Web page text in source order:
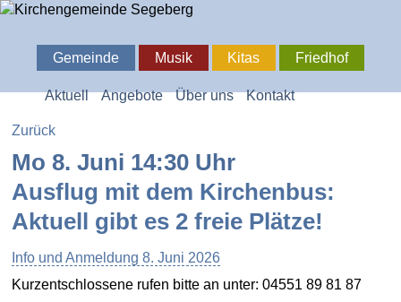
Gemeinde Musik Kitas Friedhof
Aktuell Angebote Über uns Kontakt
Zurück
Mo 8. Juni 14:30 Uhr
Ausflug mit dem Kirchenbus:
Aktuell gibt es 2 freie Plätze!
Info und Anmeldung 8. Juni 2026
Kurzentschlossene rufen bitte an unter: 04551 89 81 87